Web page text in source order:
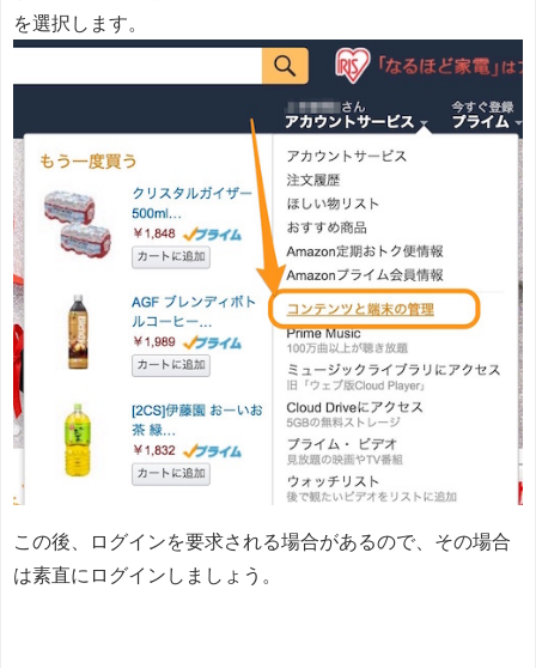
を選択します。
この後、ログインを要求される場合があるので、その場合
は素直にログインしましょう。